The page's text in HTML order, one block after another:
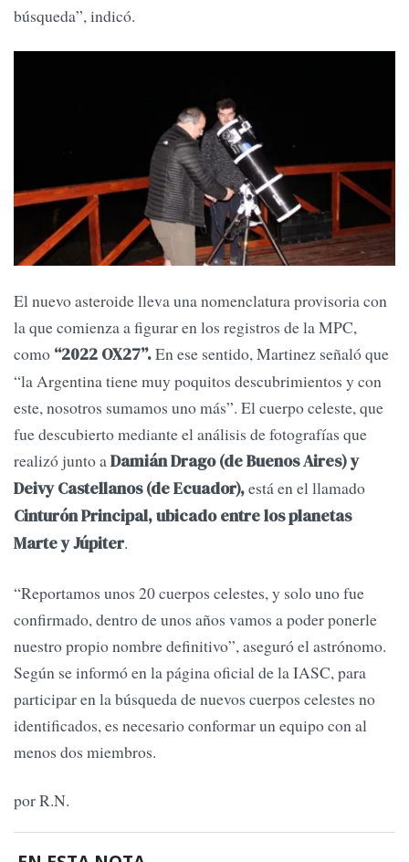
búsqueda”, indicó.
El nuevo asteroide lleva una nomenclatura provisoria con
la que comienza a figurar en los registros de la MPC,
como “2022 OX27”.En ese sentido, Martinez señaló que
“la Argentina tiene muy poquitos descubrimientos y con
este, nosotros sumamos uno más”. El cuerpo celeste, que
fue descubierto mediante el análisis de fotografías que
realizó junto aDamián Drago (de Buenos Aires) y
Deivy Castellanos (de Ecuador),está en el llamado
Cinturón Principal, ubicado entre los planetas
Marte y Júpiter.
“Reportamos unos 20 cuerpos celestes, y solo uno fue
confirmado, dentro de unos años vamos a poder ponerle
nuestro propio nombre definitivo”, aseguró el astrónomo.
Según se informó en la página oficial de la IASC, para
participar en la búsqueda de nuevos cuerpos celestes no
identificados, es necesario conformar un equipo con al
menos dos miembros.
por R.N.